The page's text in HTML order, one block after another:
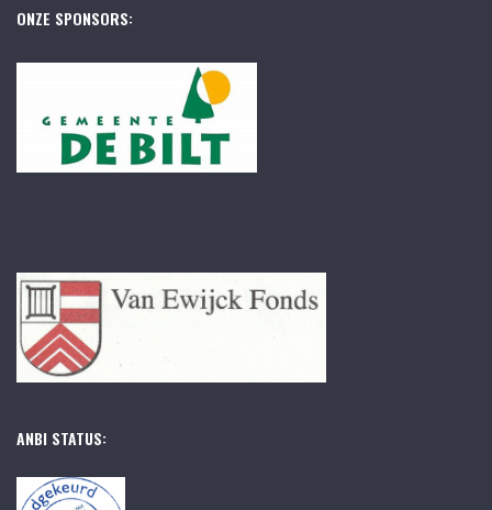
ONZE SPONSORS:
ANBI STATUS: